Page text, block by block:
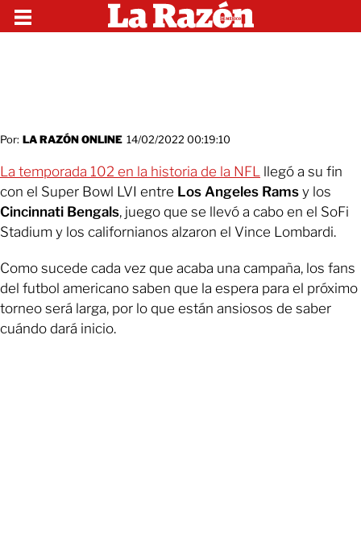
Por: LA RAZÓN ONLINE 14/02/2022 00:19:10
La temporada 102 en la historia de la NFL llegó a su fin
con el Super Bowl LVI entre Los Angeles Rams y los
Cincinnati Bengals, juego que se llevó a cabo en el SoFi
Stadium y los californianos alzaron el Vince Lombardi.
Como sucede cada vez que acaba una campaña, los fans
del futbol americano saben que la espera para el próximo
torneo será larga, por lo que están ansiosos de saber
cuándo dará inicio.